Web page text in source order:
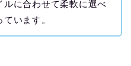
ルに合わせて柔軟に選べ
います。